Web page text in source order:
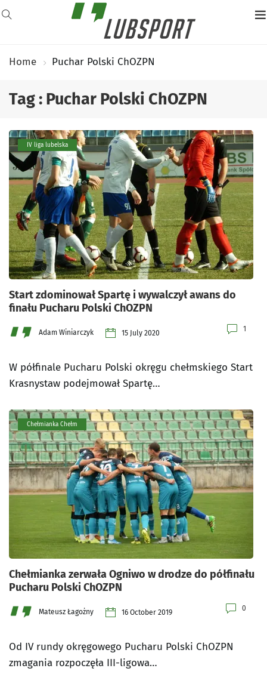
Home Puchar Polski ChOZPN
Tag : Puchar Polski ChOZPN
IV liga lubelska
Start zdominował Spartę i wywalczył awans do
finału Pucharu Polski ChOZPN
Adam Winiarczyk 15 July 2020 1
W półfinale Pucharu Polski okręgu chełmskiego Start
Krasnystaw podejmował Spartę…
Chełmianka Chełm
Chełmianka zerwała Ogniwo w drodze do półfinału
Pucharu Polski ChOZPN
Mateusz Łagożny 16 October 2019 0
Od IV rundy okręgowego Pucharu Polski ChOZPN
zmagania rozpoczęła III-ligowa…